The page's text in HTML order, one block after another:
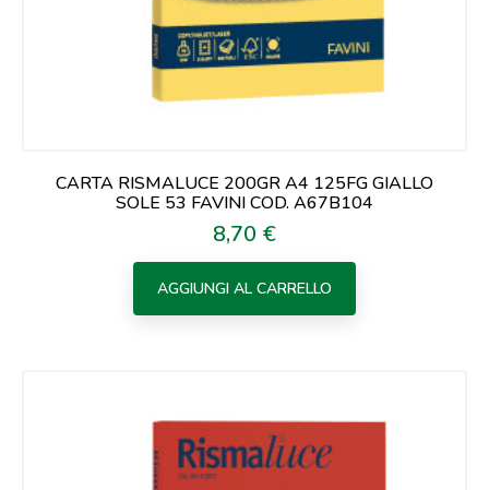
CARTA RISMALUCE 200GR A4 125FG GIALLO
SOLE 53 FAVINI COD. A67B104
Prezzo
8,70 €
AGGIUNGI AL CARRELLO